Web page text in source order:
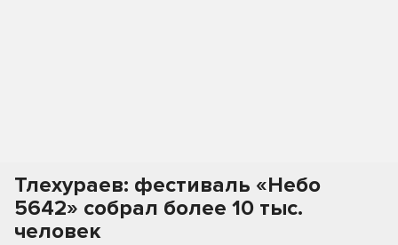
Тлехураев: фестиваль «Небо
5642» собрал более 10 тыс.
человек